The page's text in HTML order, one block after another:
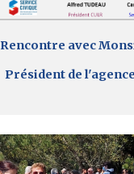
Rencontre avec
Président de